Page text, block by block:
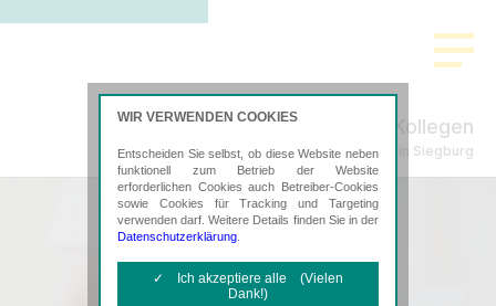
Rott & Kollegen
Steuerberatung in Siegburg
WIR VERWENDEN COOKIES
Entscheiden Sie selbst, ob diese Website neben
funktionell zum Betrieb der Website
erforderlichen Cookies auch Betreiber-Cookies
sowie Cookies für Tracking und Targeting
verwenden darf. Weitere Details finden Sie in der
Datenschutzerklärung
✓ Ich akzeptiere alle (Vielen
Dank!)